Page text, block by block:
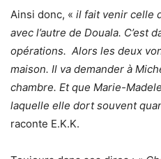
Ainsi donc, « il fait venir celle
avec l’autre de Douala. C’est
opérations. Alors les deux
maison. Il va demander à
chambre. Et que Marie-
laquelle elle dort souvent
raconte E.K.K.